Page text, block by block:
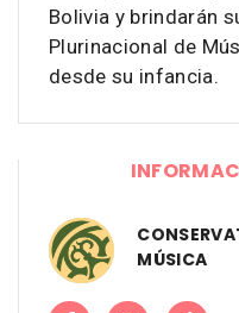
Bolivia y brindarán
Plurinacional de
desde su infancia.
MÚSICA